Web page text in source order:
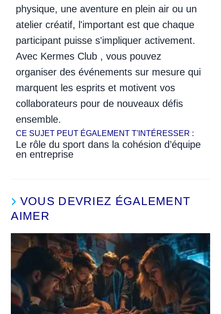
physique, une aventure en plein air ou un
atelier créatif, l'important est que chaque
participant puisse s'impliquer activement.
Avec Kermes Club , vous pouvez
organiser des événements sur mesure qui
marquent les esprits et motivent vos
collaborateurs pour de nouveaux défis
ensemble.
CE SUJET PEUT ÉGALEMENT T'INTÉRESSER :
Le rôle du sport dans la cohésion d’équipe
en entreprise
VOUS DEVRIEZ ÉGALEMENT
AIMER